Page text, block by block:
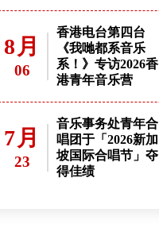
8月
06
香港电台第四台
《我哋都系音乐
系！》专访2026香
港青年音乐营
7月
23
音乐事务处青年合
唱团于「2026新加
坡国际合唱节」夺
得佳绩